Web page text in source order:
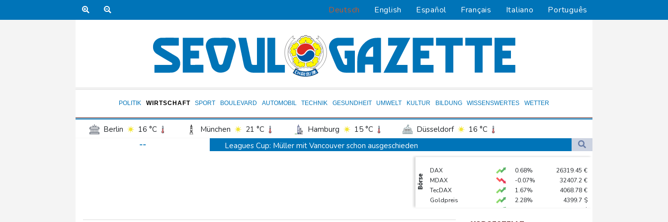
Deutsch English Español Français Italiano Português
POLITIK WIRTSCHAFT SPORT BOULEVARD AUTOMOBIL TECHNIK GESUNDHEIT UMWELT KULTUR BILDUNG WISSENSWERTES WETTER
Berlin 16 °C München 21 °C Hamburg 15 °C Düsseldorf
16 °C
Frankfurt am Main
Potsdam 17 °C Leipzig 19 °C
Bremen
Wien
--
Leagues Cup: Müller mit Vancouver schon ausgeschieden
Südkoreas Verband gibt Massagen-Skandal zu: "Desolate Lage"
Größer als alle bisherigen US-Anlagen: Amazon finanziert für Rechenzentren riesiges Gaskraftwerk
Nächste Pleite im Leagues Cup für Müller und Vancouver
Börse
DAX 0.68% 26319.45 €
MDAX
-0.07% 32407.2 €
TecDAX
1.67% 4068.78 €
Goldpreis
2.28% 4399.7 $
$
Euro STOXX 50
0.33%